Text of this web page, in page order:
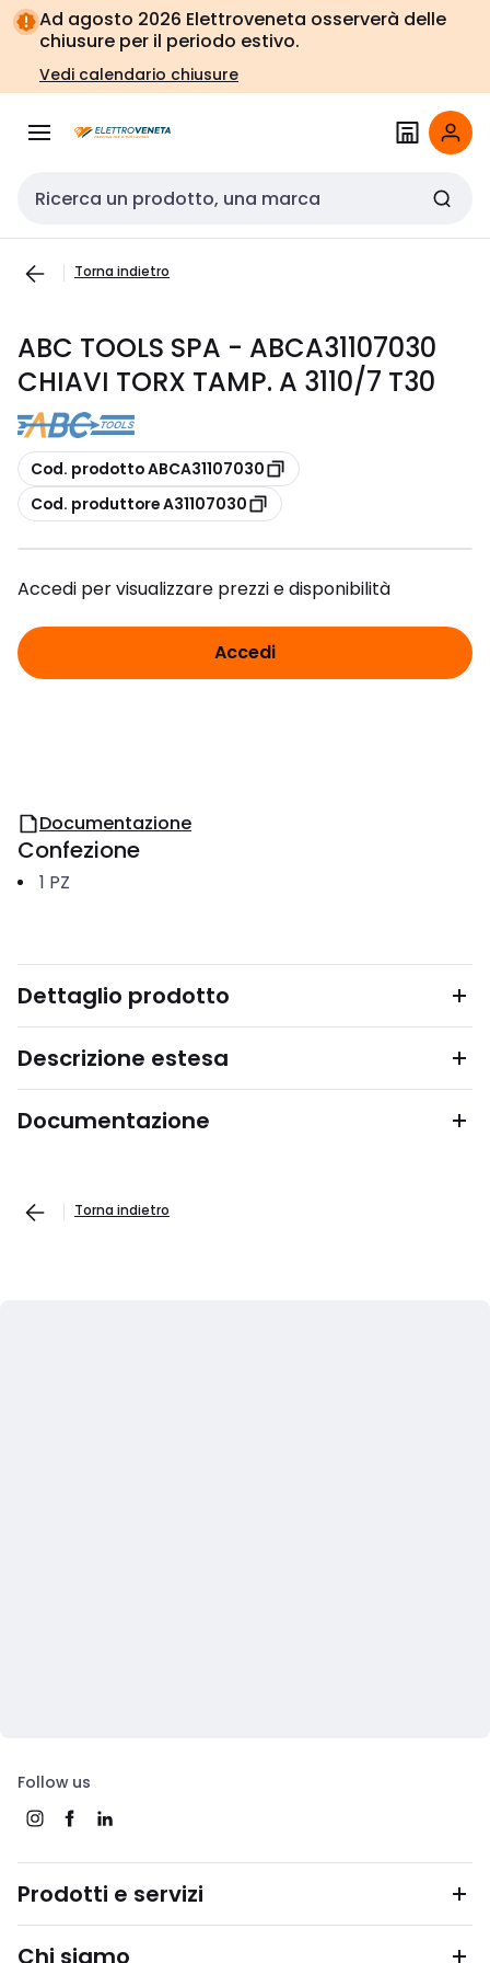
Vai alla
navigazione
Vai
alla
pagina
Ad agosto 2026 Elettroveneta osserverà delle
chiusure per il periodo estivo.
Vedi calendario chiusure
Cerca input
Torna indietro
ABC TOOLS SPA - ABCA31107030
CHIAVI TORX TAMP. A 3110/7 T30
copia
Cod. prodotto ABCA31107030
copia
Cod. produttore A31107030
Accedi per visualizzare prezzi e disponibilità
Accedi
Documentazione
Confezione
1 PZ
Dettaglio prodotto
Descrizione estesa
Documentazione
Torna indietro
Follow us
Prodotti e servizi
Chi siamo